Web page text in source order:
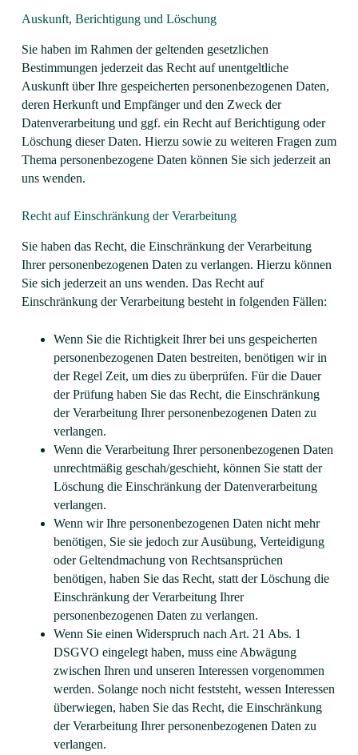
Auskunft, Berichtigung und Löschung
Sie haben im Rahmen der geltenden gesetzlichen
Bestimmungen jederzeit das Recht auf unentgeltliche
Auskunft über Ihre gespeicherten personenbezogenen Daten,
deren Herkunft und Empfänger und den Zweck der
Datenverarbeitung und ggf. ein Recht auf Berichtigung oder
Löschung dieser Daten. Hierzu sowie zu weiteren Fragen zum
Thema personenbezogene Daten können Sie sich jederzeit an
uns wenden.
Recht auf Einschränkung der Verarbeitung
Sie haben das Recht, die Einschränkung der Verarbeitung
Ihrer personenbezogenen Daten zu verlangen. Hierzu können
Sie sich jederzeit an uns wenden. Das Recht auf
Einschränkung der Verarbeitung besteht in folgenden Fällen:
Wenn Sie die Richtigkeit Ihrer bei uns gespeicherten
personenbezogenen Daten bestreiten, benötigen wir in
der Regel Zeit, um dies zu überprüfen. Für die Dauer
der Prüfung haben Sie das Recht, die Einschränkung
der Verarbeitung Ihrer personenbezogenen Daten zu
verlangen.
Wenn die Verarbeitung Ihrer personenbezogenen Daten
unrechtmäßig geschah/geschieht, können Sie statt der
Löschung die Einschränkung der Datenverarbeitung
verlangen.
Wenn wir Ihre personenbezogenen Daten nicht mehr
benötigen, Sie sie jedoch zur Ausübung, Verteidigung
oder Geltendmachung von Rechtsansprüchen
benötigen, haben Sie das Recht, statt der Löschung die
Einschränkung der Verarbeitung Ihrer
personenbezogenen Daten zu verlangen.
Wenn Sie einen Widerspruch nach Art. 21 Abs. 1
DSGVO eingelegt haben, muss eine Abwägung
zwischen Ihren und unseren Interessen vorgenommen
werden. Solange noch nicht feststeht, wessen Interessen
überwiegen, haben Sie das Recht, die Einschränkung
der Verarbeitung Ihrer personenbezogenen Daten zu
verlangen.